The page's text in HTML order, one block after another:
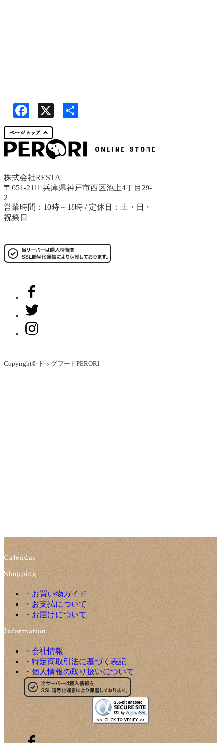
Facebook
株式会社RESTA
〒651-2111 兵庫県神戸市西区池上4丁目29-
2
営業時間：10時～18時 / 定休日：土・日・
祝祭日
Copyright© ドッグフードPERORI
・お買い物ガイド
・お支払について
・お届けについて
・会社情報
・特定商取引法に基づく表記
・個人情報の取り扱いについて